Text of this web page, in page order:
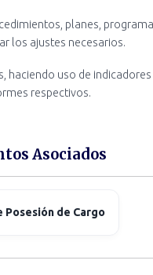
planes,
los ajustes necesarios.
uso de
respectivos.
Asociados
Posesión de Cargo